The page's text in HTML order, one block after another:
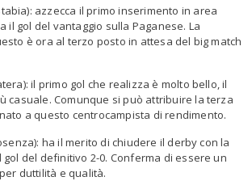
azzecca il primo inserimento in area
il gol del vantaggio sulla Paganese. La
è ora al terzo posto in attesa del big match
il primo gol che realizza è molto bello, il
casuale. Comunque si può attribuire la terza
a questo centrocampista di rendimento.
ha il merito di chiudere il derby con la
gol del definitivo 2-0. Conferma di essere un
duttilità e qualità.